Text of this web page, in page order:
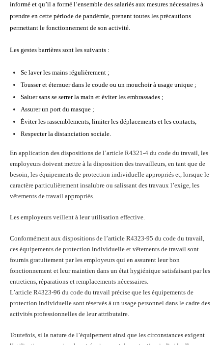
informé et qu’il a formé l’ensemble des salariés aux mesures nécessaires à
prendre en cette période de pandémie, prenant toutes les précautions
permettant le fonctionnement de son activité.
Les gestes barrières sont les suivants :
Se laver les mains régulièrement ;
Tousser et éternuer dans le coude ou un mouchoir à usage unique ;
Saluer sans se serrer la main et éviter les embrassades ;
Assurer un port du masque ;
Éviter les rassemblements, limiter les déplacements et les contacts,
Respecter la distanciation sociale.
En application des dispositions de l’article R4321-4 du code du travail, les
employeurs doivent mettre à la disposition des travailleurs, en tant que de
besoin, les équipements de protection individuelle appropriés et, lorsque le
caractère particulièrement insalubre ou salissant des travaux l’exige, les
vêtements de travail appropriés.
Les employeurs veillent à leur utilisation effective.
Conformément aux dispositions de l’article R4323-95 du code du travail,
ces équipements de protection individuelle et vêtements de travail sont
fournis gratuitement par les employeurs qui en assurent leur bon
fonctionnement et leur maintien dans un état hygiénique satisfaisant par les
entretiens, réparations et remplacements nécessaires.
L’article R4323-96 du code du travail précise que les équipements de
protection individuelle sont réservés à un usage personnel dans le cadre des
activités professionnelles de leur attributaire.
Toutefois, si la nature de l’équipement ainsi que les circonstances exigent